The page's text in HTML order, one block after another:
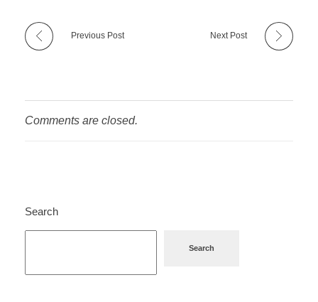
Previous Post Next Post
Comments are closed.
Search
Search